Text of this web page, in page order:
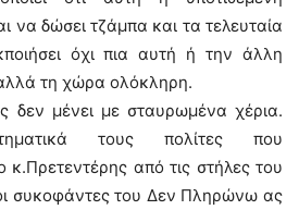
να δώσει τζάμπα και τα τελευταία
όχι πια αυτή ή την άλλη
τη χώρα ολόκληρη.
δεν μένει με σταυρωμένα χέρια.
τους πολίτες που
κ.Πρετεντέρης από τις στήλες του
συκοφάντες του Δεν Πληρώνω ας